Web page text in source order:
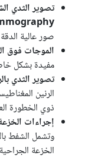
تصوير الثدي
صور عالية
الموجات فوق
مفيدة بشكل
تصوير الثدي
الرنين
ذوي الخطورة
إجراءات
وتشمل الشفط
الخزعة